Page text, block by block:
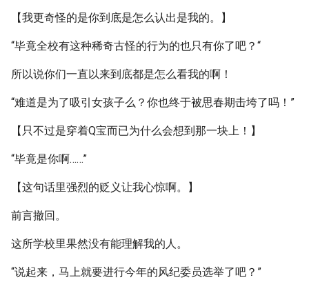
【我更奇怪的是你到底是怎么认出是我的。】
“毕竟全校有这种稀奇古怪的行为的也只有你了吧？“
所以说你们一直以来到底都是怎么看我的啊！
“难道是为了吸引女孩子么？你也终于被思春期击垮了吗！”
【只不过是穿着Q宝而已为什么会想到那一块上！】
“毕竟是你啊……”
【这句话里强烈的贬义让我心惊啊。】
前言撤回。
这所学校里果然没有能理解我的人。
“说起来，马上就要进行今年的风纪委员选举了吧？”